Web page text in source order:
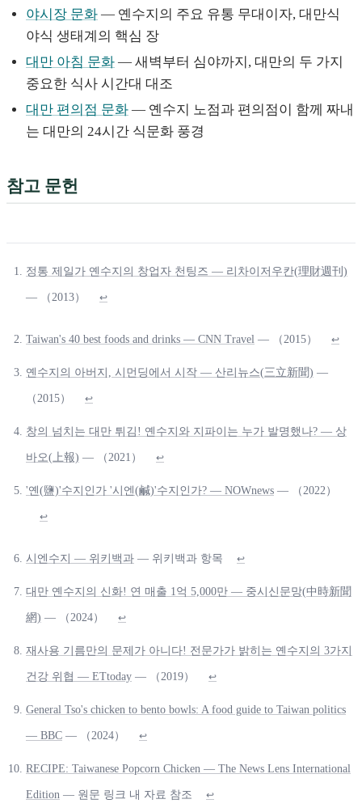
야시장 문화 — 옌수지의 주요 유통 무대이자, 대만식
야식 생태계의 핵심 장
대만 아침 문화 — 새벽부터 심야까지, 대만의 두 가지
중요한 식사 시간대 대조
대만 편의점 문화 — 옌수지 노점과 편의점이 함께 짜내
는 대만의 24시간 식문화 풍경
참고 문헌
정통 제일가 옌수지의 창업자 천팅즈 — 리차이저우칸(理財週刊)
— （2013） ↩
Taiwan's 40 best foods and drinks — CNN Travel — （2015） ↩
옌수지의 아버지, 시먼딩에서 시작 — 산리뉴스(三立新聞) —
（2015） ↩
창의 넘치는 대만 튀김! 옌수지와 지파이는 누가 발명했나? — 상
바오(上報) — （2021） ↩
'옌(鹽)'수지인가 '시엔(鹹)'수지인가? — NOWnews — （2022）
↩
시엔수지 — 위키백과 — 위키백과 항목 ↩
대만 옌수지의 신화! 연 매출 1억 5,000만 — 중시신문망(中時新聞
網) — （2024） ↩
재사용 기름만의 문제가 아니다! 전문가가 밝히는 옌수지의 3가지
건강 위협 — ETtoday — （2019） ↩
General Tso's chicken to bento bowls: A food guide to Taiwan politics
— BBC — （2024） ↩
RECIPE: Taiwanese Popcorn Chicken — The News Lens International
Edition — 원문 링크 내 자료 참조 ↩